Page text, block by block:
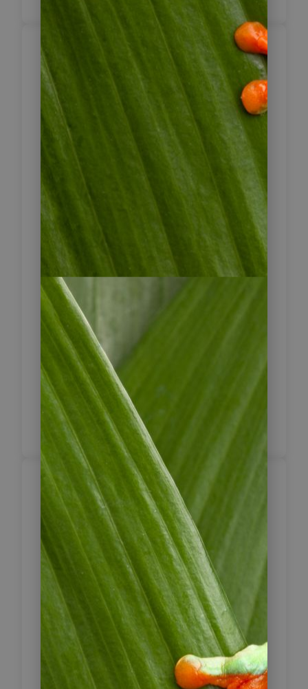
Sipan – Túcume –
Chiclayo
Heute besichtigen Sie eine der
größten archäologischen
Entdeckungen des
südamerikanischen Kontinentes der
letzten Jahre, das Grab des Señor
von Sipan. Hierbei handelt es sich
um ein unberührt gefundenes Grab
eines Mochica-Herrschers. Neben
der Schönheit des königlichen
Grabes erhalten Sie einen sehr guten
Einblick in die Geschichte und Kultur
der Mochica. Am Nachmittag
besuchen Sie das Tal der Pyramiden
von Tucume mit seinen aus Adobe-
Ziegeln errichteten Pyramiden. Die
Nacht verbringen Sie nochmals in
Chiclayo.
Chiclayo –
Chachapoyas
Mit dem Bus geht es nun weiter nach
Chachapoyas. Hier existierte früher
das Volk der Chachapoyas, bevor sie
durch die Inka erobert wurden. Die
Stadt selbst wurde im 15. Jh. durch
die Spanier neu gegründet.
Entdecken Sie die reizvolle Stadt
selbst, die schöne Plaza mit seiner